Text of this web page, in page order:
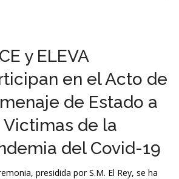
y ELEVA
en el Acto de
de Estado a
Victimas de la
del Covid-19
presidida por S.M. El Rey, se ha